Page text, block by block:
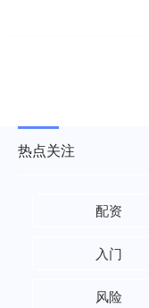
热点关注
配资
入门
风险